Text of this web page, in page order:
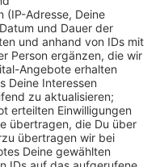
Gegenstände sollten
gelassen
neben
Portemonnaies,
und leere,
dürfen nur die
werden. Rock